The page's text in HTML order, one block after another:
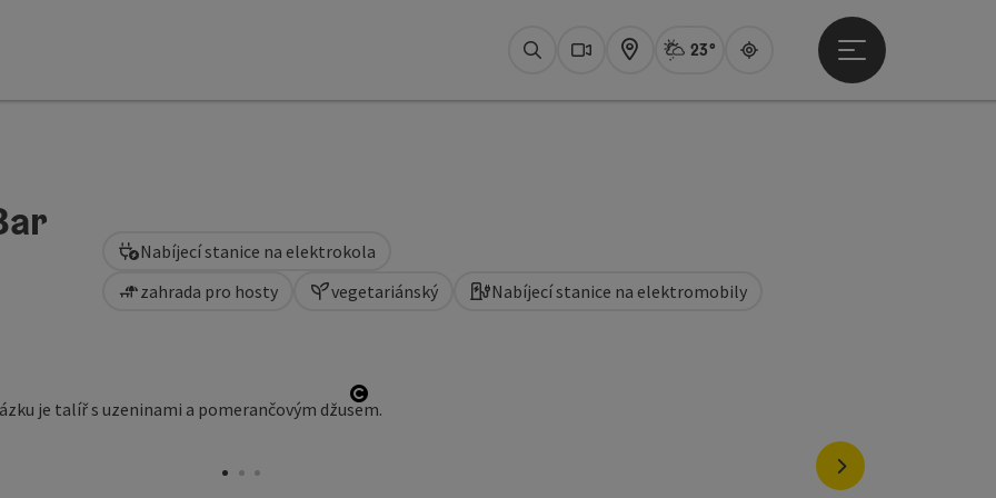
HledatWebovéMapa Aktuální počasíAttersee,
23°
Guide
Otevřít hlavní
otevřít copyright
nächstes Element
zahrada pro hosty vegetariánský Nabíjecí stanice na elektromobily
Nabíjecí stanice na elektrokola